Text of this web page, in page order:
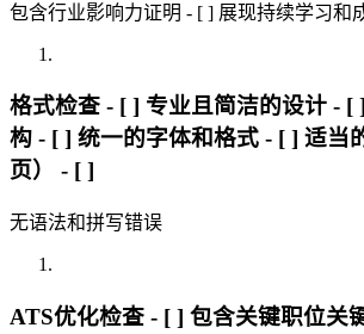
包含行业影响力证明 - [ ] 展现持续学习和
格式检查 - [ ] 专业且简洁的设计 - [
构 - [ ] 统一的字体和格式 - [ ] 适当
页） - [ ]
无语法和拼写错误
ATS优化检查 - [ ] 包含关键职位关